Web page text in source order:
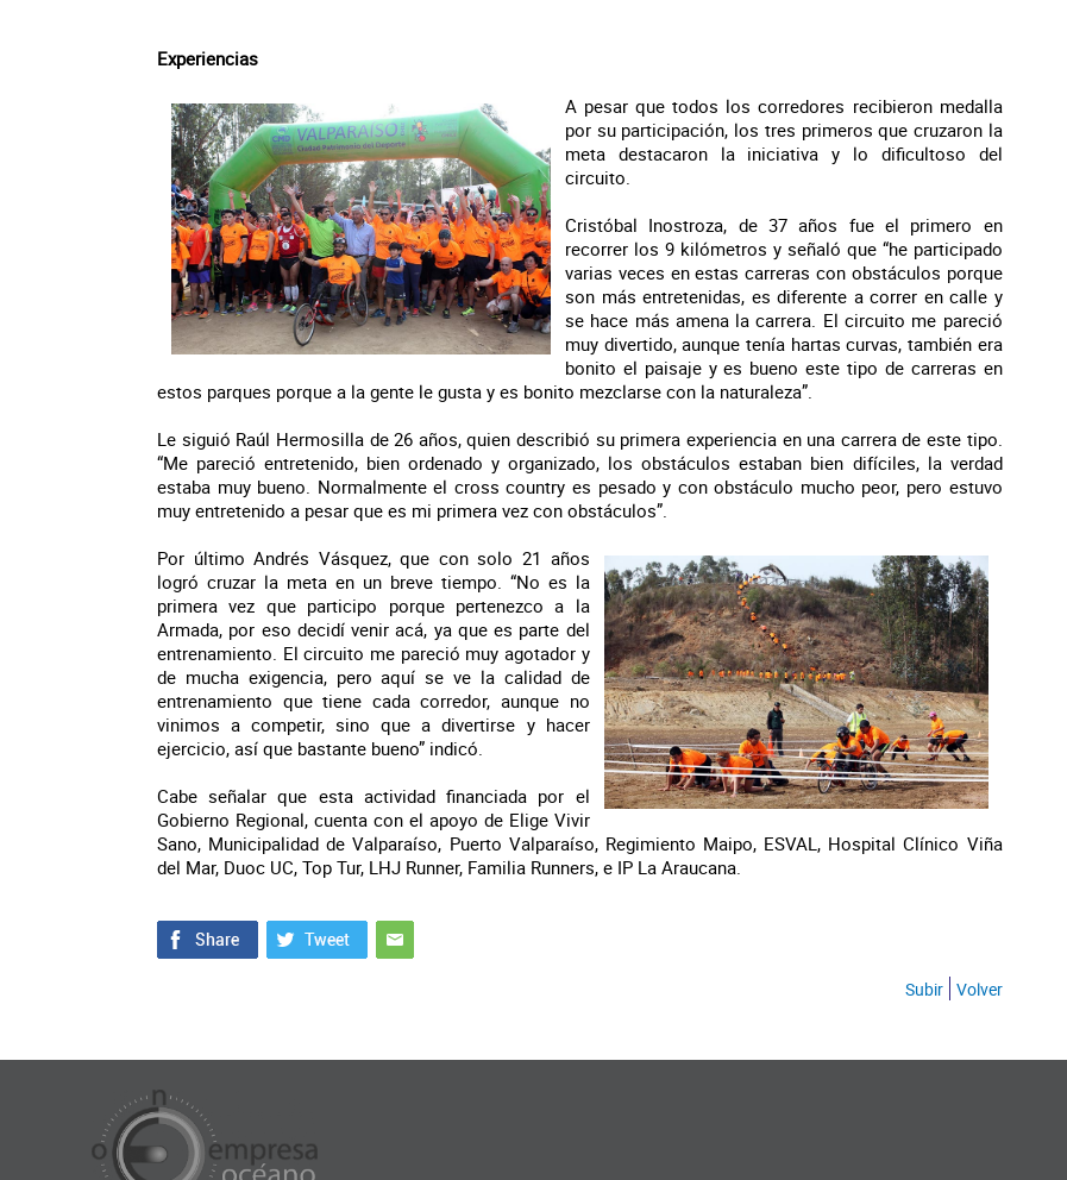
Experiencias
A pesar que todos los corredores recibieron medalla
por su participación, los tres primeros que cruzaron la
meta destacaron la iniciativa y lo dificultoso del
circuito.
Cristóbal Inostroza, de 37 años fue el primero en
recorrer los 9 kilómetros y señaló que “he participado
varias veces en estas carreras con obstáculos porque
son más entretenidas, es diferente a correr en calle y
se hace más amena la carrera. El circuito me pareció
muy divertido, aunque tenía hartas curvas, también era
bonito el paisaje y es bueno este tipo de carreras en
estos parques porque a la gente le gusta y es bonito mezclarse con la naturaleza”.
Le siguió Raúl Hermosilla de 26 años, quien describió su primera experiencia en una carrera de este tipo.
“Me pareció entretenido, bien ordenado y organizado, los obstáculos estaban bien difíciles, la verdad
estaba muy bueno. Normalmente el cross country es pesado y con obstáculo mucho peor, pero estuvo
muy entretenido a pesar que es mi primera vez con obstáculos”.
Por último Andrés Vásquez, que con solo 21 años
logró cruzar la meta en un breve tiempo. “No es la
primera vez que participo porque pertenezco a la
Armada, por eso decidí venir acá, ya que es parte del
entrenamiento. El circuito me pareció muy agotador y
de mucha exigencia, pero aquí se ve la calidad de
entrenamiento que tiene cada corredor, aunque no
vinimos a competir, sino que a divertirse y hacer
ejercicio, así que bastante bueno” indicó.
Cabe señalar que esta actividad financiada por el
Gobierno Regional, cuenta con el apoyo de Elige Vivir
Sano, Municipalidad de Valparaíso, Puerto Valparaíso, Regimiento Maipo, ESVAL, Hospital Clínico Viña
del Mar, Duoc UC, Top Tur, LHJ Runner, Familia Runners, e IP La Araucana.
Subir Volver